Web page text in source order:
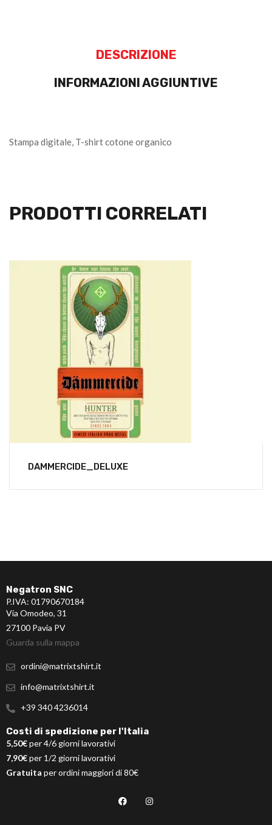
DESCRIZIONE
INFORMAZIONI AGGIUNTIVE
Stampa digitale, T-shirt cotone organico
PRODOTTI CORRELATI
DAMMERCIDE_DELUXE
Negatron SNC
P.IVA: 01790670184
Via Omodeo, 31
27100 Pavia PV
Guarda sulla mappa
ordini@matrixtshirt.it
info@matrixtshirt.it
+39 340 4236014
Costi di spedizione per l'Italia
5,50€per 4/6 giorni lavorativi
7,90€per 1/2 giorni lavorativi
Gratuita per ordini maggiori di 80€